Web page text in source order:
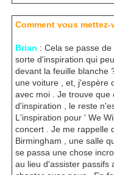
Comment vous
Brian : Cela se passe
sorte d'inspiration qui
devant la feuille blanche
une voiture , et, j'espère
avec moi . Je trouve que
d'inspiration , le reste
L'inspiration pour ' We
concert . Je me rappelle
Birmingham , une salle
se passa une chose
au lieu d'assister passifs